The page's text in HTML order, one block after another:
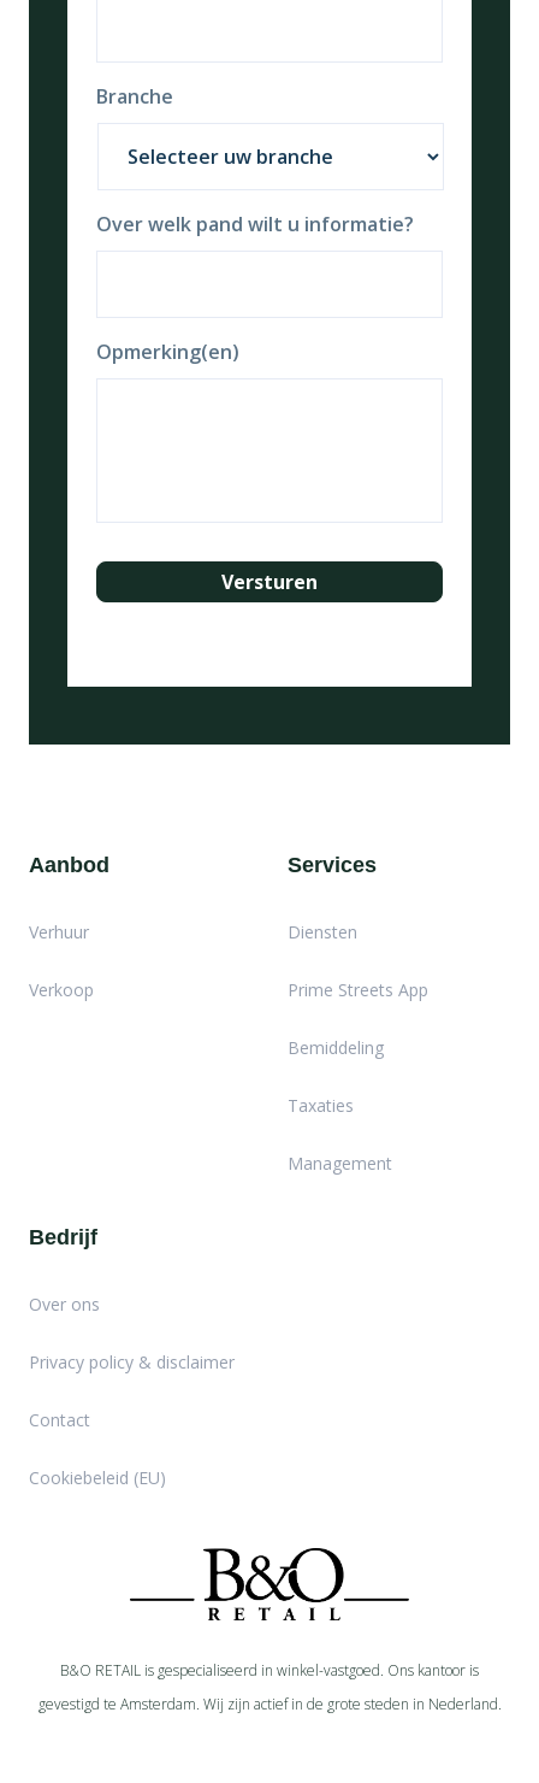
Branche
Over welk pand wilt u informatie?
Opmerking(en)
B&O RETAIL is gespecialiseerd in winkel-vastgoed. Ons kantoor is
gevestigd te Amsterdam. Wij zijn actief in de grote steden in Nederland.
Aanbod
Verhuur
Verkoop
Services
Diensten
Prime Streets App
Bemiddeling
Taxaties
Management
Bedrijf
Over ons
Privacy policy & disclaimer
Contact
Cookiebeleid (EU)